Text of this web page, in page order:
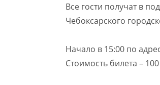
Все гости получат в
Чебоксарского
Начало в 15:00 по
Стоимость билета –